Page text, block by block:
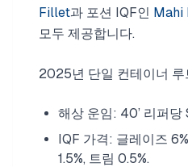
Fillet과 포션 IQF인 Mahi
모두 제공합니다.
2025년 단일 컨테이너 루
해상 운임: 40’ 리퍼
IQF 가격: 글레이즈
1.5%, 트림 0.5%.